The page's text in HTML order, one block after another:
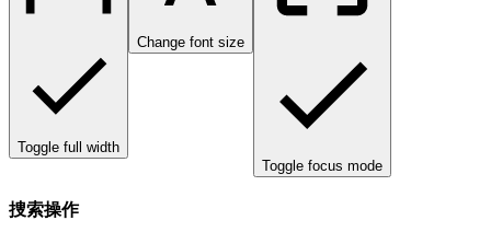
Toggle full width
Change font size
Toggle focus mode
捜索操作